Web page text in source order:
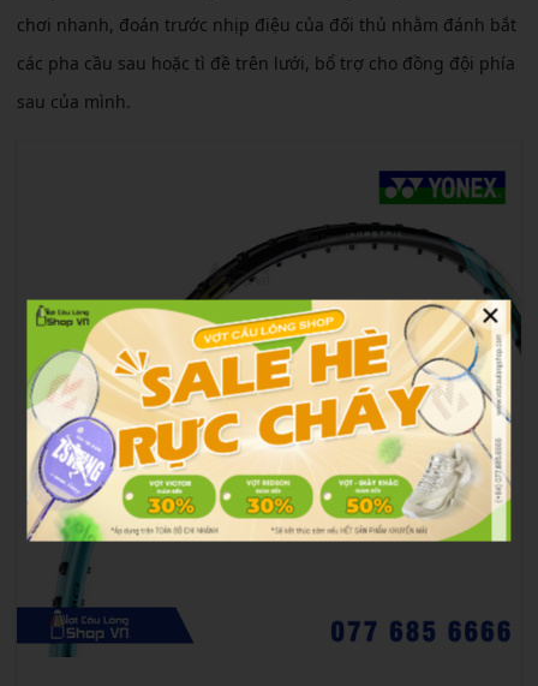
chơi nhanh, đoán trước nhịp điệu của đối thủ nhằm đánh bắt
các pha cầu sau hoặc tì đề trên lưới, bổ trợ cho đồng đội phía
sau của mình.
×